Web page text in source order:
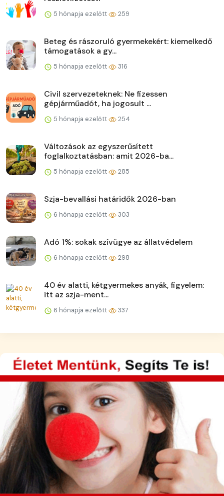
5 hónapja ezelőtt 259
Beteg és rászoruló gyermekekért: kiemelkedő
támogatások a gy...
5 hónapja ezelőtt 316
Civil szervezeteknek: Ne fizessen
gépjárműadót, ha jogosult ...
5 hónapja ezelőtt 254
Változások az egyszerűsített
foglalkoztatásban: amit 2026-ba...
5 hónapja ezelőtt 285
Szja-bevallási határidők 2026-ban
6 hónapja ezelőtt 303
Adó 1%: sokak szívügye az állatvédelem
6 hónapja ezelőtt 298
40 év alatti, kétgyermekes anyák, figyelem:
itt az szja-ment...
6 hónapja ezelőtt 337